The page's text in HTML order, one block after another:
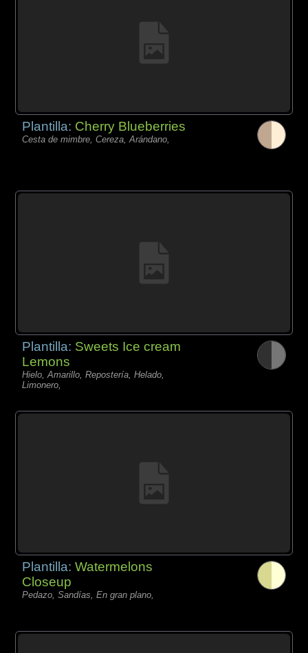
Plantilla: Cherry Blueberries
Cesta de mimbre, Cereza, Arándano,
Plantilla: Sweets Ice cream
Lemons
Hielo, Amarillo, Repostería, Helado,
Limonero,
Plantilla:Watermelons
Closeup
Pedazo, Sandías, En gran plano,